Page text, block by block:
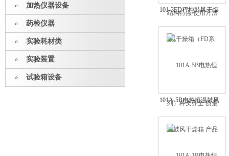
加热仪器设备
药检仪器
实验耗材类
实验装置
试验箱设备
101-3FD程控鼓风干燥
全 质量优良！
101A-5B电热恒温鼓风
价格